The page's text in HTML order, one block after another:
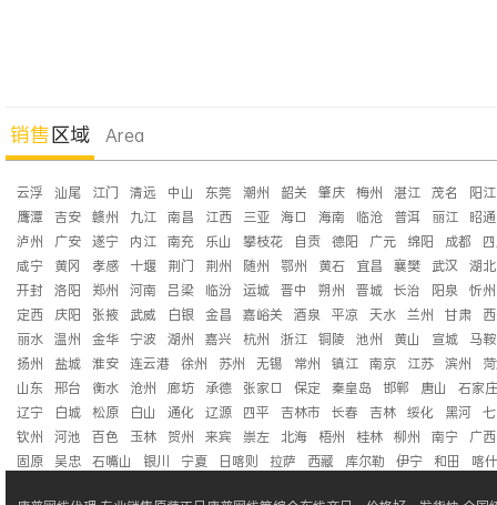
销售区域 Area
云浮 汕尾 江门 清远 中山 东莞 潮州 韶关 肇庆 梅州 湛江 茂名
阳江
鹰潭 吉安 赣州 九江 南昌 江西 三亚 海口 海南 临沧 普洱 丽江
昭通
泸州
广安 遂宁 内江 南充 乐山 攀枝花 自贡 德阳 广元 绵阳 成都
咸宁
黄冈 孝感 十堰 荆门 荆州 随州 鄂州 黄石 宜昌 襄樊 武汉 湖北
开封 洛阳 郑州 河南 吕梁 临汾 运城 晋中 朔州 晋城 长治 阳泉 忻州
定西
庆阳 张掖 武威 白银 金昌 嘉峪关 酒泉 平凉 天水 兰州 甘肃
丽水 温州 金华 宁波 湖州 嘉兴 杭州 浙江 铜陵 池州 黄山 宣城
马
扬州
盐城 淮安 连云港 徐州 苏州 无锡 常州 镇江 南京 江苏 滨州
山东
邢台 衡水 沧州 廊坊 承德 张家口 保定 秦皇岛 邯郸 唐山
石家庄
辽宁
白城 松原 白山 通化 辽源 四平 吉林市 长春 吉林 绥化 黑河
钦州
河池 百色 玉林 贺州 来宾 崇左 北海 梧州 桂林 柳州 南宁
广西
固原
吴忠 石嘴山 银川 宁夏 日喀则 拉萨 西藏 库尔勒 伊宁 和田 喀什